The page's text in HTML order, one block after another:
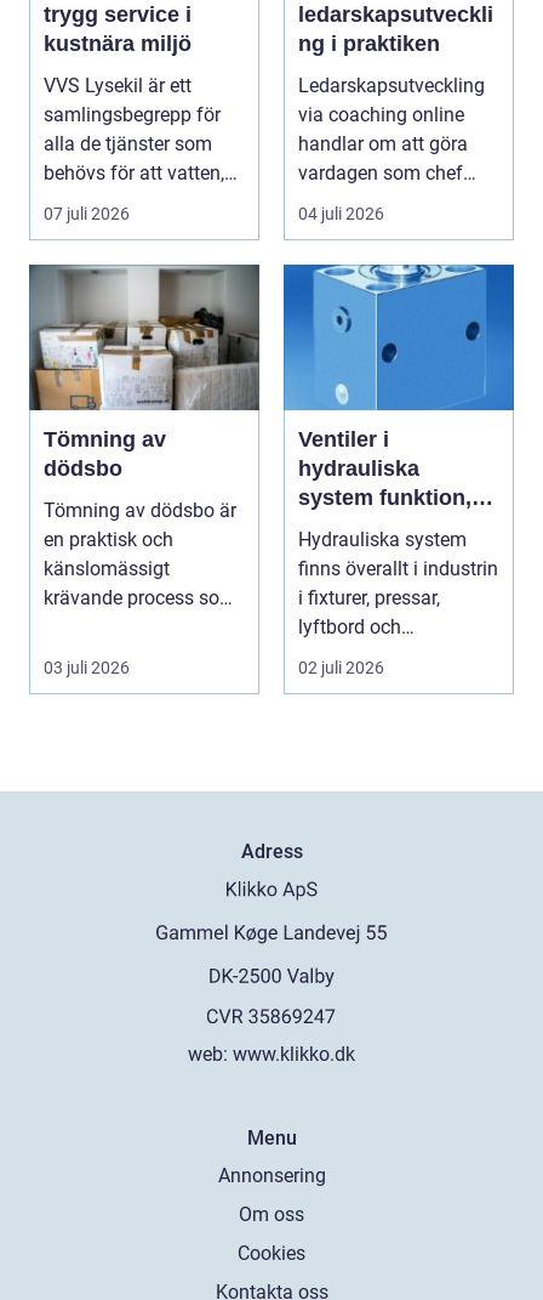
trygg service i
kustnära miljö
VVS Lysekil är ett
samlingsbegrepp för
alla de tjänster som
behövs för att vatten,
värme och avlopp ...
07 juli 2026
ledarskapsutveckli
ng i praktiken
Ledarskapsutveckling
via coaching online
handlar om att göra
vardagen som chef
både mer h...
04 juli 2026
Tömning av
dödsbo
Tömning av dödsbo är
en praktisk och
känslomässigt
krävande process som
gång ell...
03 juli 2026
Ventiler i
hydrauliska
system funktion,
val och vanliga
användningsområd
en
Hydrauliska system
finns överallt i industrin
i fixturer, pressar,
lyftbord och
automatiserade prod...
02 juli 2026
Adress
web: www.klikko.dk
Menu
Annonsering
Om oss
Cookies
Kontakta oss